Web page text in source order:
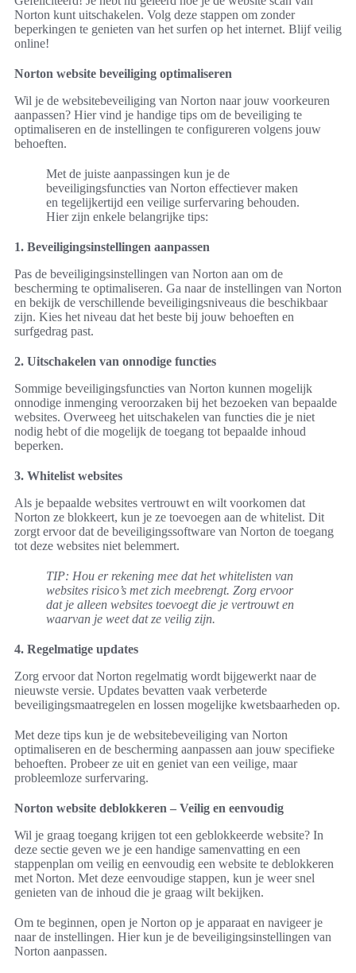
Norton kunt uitschakelen. Volg deze stappen om zonder
beperkingen te genieten van het surfen op het internet. Blijf veilig
online!
Norton website beveiliging optimaliseren
Wil je de websitebeveiliging van Norton naar jouw voorkeuren
aanpassen? Hier vind je handige tips om de beveiliging te
optimaliseren en de instellingen te configureren volgens jouw
behoeften.
Met de juiste aanpassingen kun je de
beveiligingsfuncties van Norton effectiever maken
en tegelijkertijd een veilige surfervaring behouden.
Hier zijn enkele belangrijke tips:
1. Beveiligingsinstellingen aanpassen
Pas de beveiligingsinstellingen van Norton aan om de
bescherming te optimaliseren. Ga naar de instellingen van Norton
en bekijk de verschillende beveiligingsniveaus die beschikbaar
zijn. Kies het niveau dat het beste bij jouw behoeften en
surfgedrag past.
2. Uitschakelen van onnodige functies
Sommige beveiligingsfuncties van Norton kunnen mogelijk
onnodige inmenging veroorzaken bij het bezoeken van bepaalde
websites. Overweeg het uitschakelen van functies die je niet
nodig hebt of die mogelijk de toegang tot bepaalde inhoud
beperken.
3. Whitelist websites
Als je bepaalde websites vertrouwt en wilt voorkomen dat
Norton ze blokkeert, kun je ze toevoegen aan de whitelist. Dit
zorgt ervoor dat de beveiligingssoftware van Norton de toegang
tot deze websites niet belemmert.
TIP: Hou er rekening mee dat het whitelisten van
websites risico’s met zich meebrengt. Zorg ervoor
dat je alleen websites toevoegt die je vertrouwt en
waarvan je weet dat ze veilig zijn.
4. Regelmatige updates
Zorg ervoor dat Norton regelmatig wordt bijgewerkt naar de
nieuwste versie. Updates bevatten vaak verbeterde
beveiligingsmaatregelen en lossen mogelijke kwetsbaarheden op.
Met deze tips kun je de websitebeveiliging van Norton
optimaliseren en de bescherming aanpassen aan jouw specifieke
behoeften. Probeer ze uit en geniet van een veilige, maar
probleemloze surfervaring.
Norton website deblokkeren – Veilig en eenvoudig
Wil je graag toegang krijgen tot een geblokkeerde website? In
deze sectie geven we je een handige samenvatting en een
stappenplan om veilig en eenvoudig een website te deblokkeren
met Norton. Met deze eenvoudige stappen, kun je weer snel
genieten van de inhoud die je graag wilt bekijken.
Om te beginnen, open je Norton op je apparaat en navigeer je
naar de instellingen. Hier kun je de beveiligingsinstellingen van
Norton aanpassen.